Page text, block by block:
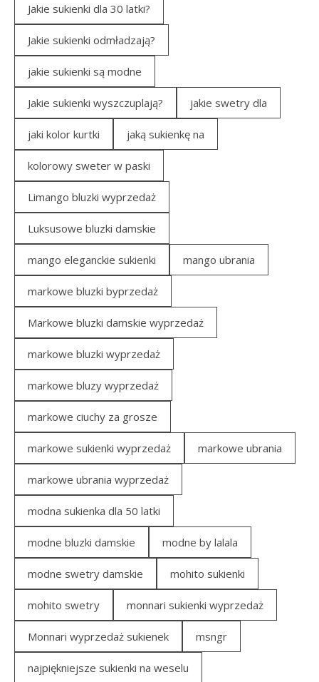
Jakie sukienki dla 30 latki?
Jakie sukienki odmładzają?
jakie sukienki są modne
Jakie sukienki wyszczuplają? jakie swetry dla
jaki kolor kurtki jaką sukienkę na
kolorowy sweter w paski
Limango bluzki wyprzedaż
Luksusowe bluzki damskie
mango eleganckie sukienki mango ubrania
markowe bluzki byprzedaż
Markowe bluzki damskie wyprzedaż
markowe bluzki wyprzedaż
markowe bluzy wyprzedaż
markowe ciuchy za grosze
markowe sukienki wyprzedaż markowe ubrania
markowe ubrania wyprzedaż
modna sukienka dla 50 latki
modne bluzki damskie modne by lalala
modne swetry damskie mohito sukienki
mohito swetry monnari sukienki wyprzedaż
Monnari wyprzedaż sukienek msngr
najpiękniejsze sukienki na weselu